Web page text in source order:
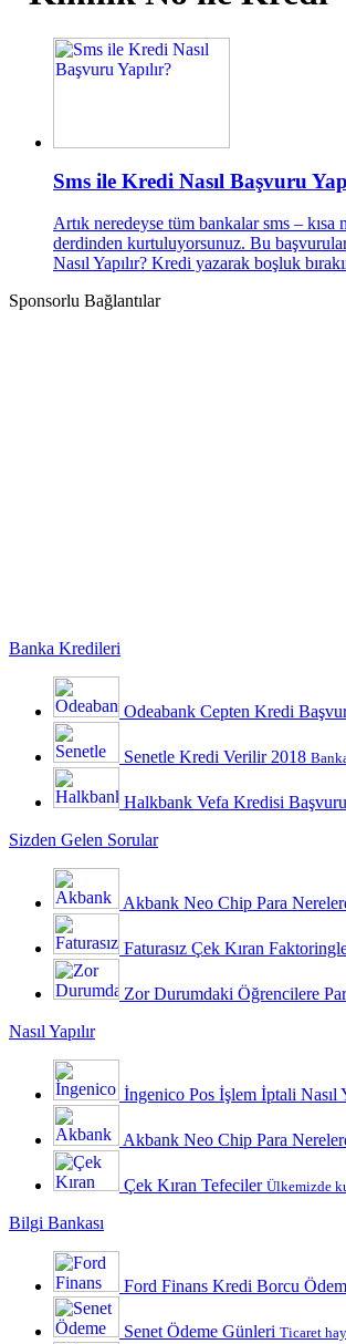
Sms ile Kredi Nasıl Başvuru
Artık neredeyse tüm bankalar sms –
derdinden kurtuluyorsunuz. Bu
Nasıl Yapılır? Kredi yazarak boşluk
Sponsorlu Bağlantılar
Banka Kredileri
Odeabank Cepten Kredi
Senetle Kredi Verilir 2018
Halkbank Vefa Kredisi
Sizden Gelen Sorular
Akbank Neo Chip Para
Faturasız Çek Kıran
Zor Durumdaki Öğrencilere
Nasıl Yapılır
İngenico Pos İşlem İptali Nasıl
Akbank Neo Chip Para
Çek Kıran Tefeciler Ülkemizde
Bilgi Bankası
Ford Finans Kredi Borcu
Senet Ödeme Günleri Ticaret